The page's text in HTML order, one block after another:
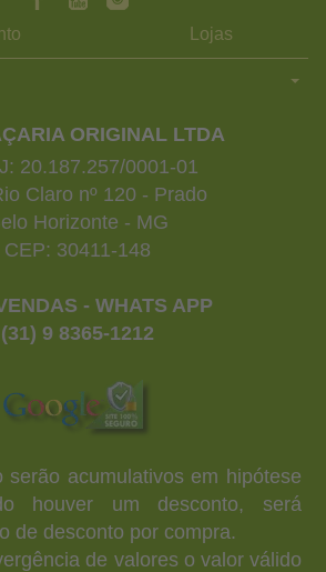
Lojas
ORIGINAL LTDA
20.187.257/0001-01
Claro nº 120 - Prado
Horizonte - MG
CEP: 30411-148
- WHATS APP
(31) 9 8365-1212
serão acumulativos em hipótese
houver um desconto, será
de desconto por compra.
de valores o valor válido